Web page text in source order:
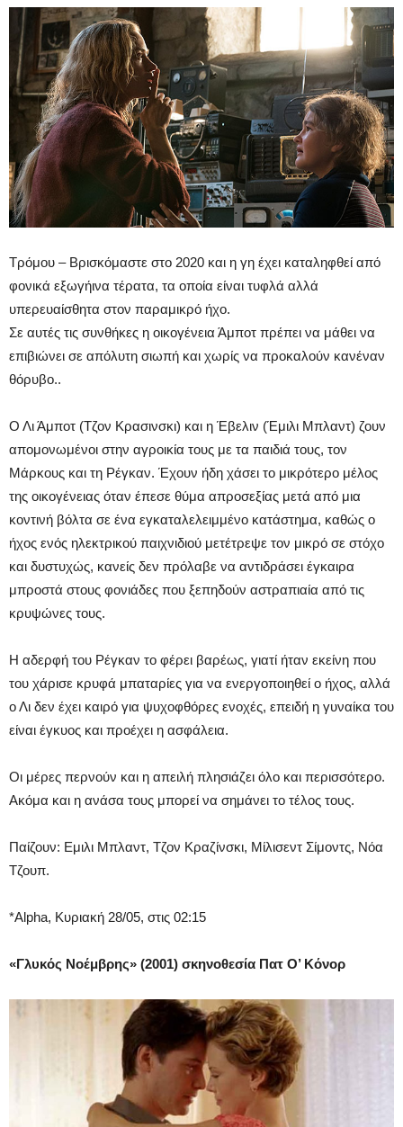
Τρόμου – Βρισκόμαστε στο 2020 και η γη έχει καταληφθεί από
φονικά εξωγήινα τέρατα, τα οποία είναι τυφλά αλλά
υπερευαίσθητα στον παραμικρό ήχο.
Σε αυτές τις συνθήκες η οικογένεια Άμποτ πρέπει να μάθει να
επιβιώνει σε απόλυτη σιωπή και χωρίς να προκαλούν κανέναν
θόρυβο..
Ο Λι Άμποτ (Τζον Κρασινσκι) και η Έβελιν (Έμιλι Μπλαντ) ζουν
απομονωμένοι στην αγροικία τους με τα παιδιά τους, τον
Μάρκους και τη Ρέγκαν. Έχουν ήδη χάσει το μικρότερο μέλος
της οικογένειας όταν έπεσε θύμα απροσεξίας μετά από μια
κοντινή βόλτα σε ένα εγκαταλελειμμένο κατάστημα, καθώς ο
ήχος ενός ηλεκτρικού παιχνιδιού μετέτρεψε τον μικρό σε στόχο
και δυστυχώς, κανείς δεν πρόλαβε να αντιδράσει έγκαιρα
μπροστά στους φονιάδες που ξεπηδούν αστραπιαία από τις
κρυψώνες τους.
Η αδερφή του Ρέγκαν το φέρει βαρέως, γιατί ήταν εκείνη που
του χάρισε κρυφά μπαταρίες για να ενεργοποιηθεί ο ήχος, αλλά
ο Λι δεν έχει καιρό για ψυχοφθόρες ενοχές, επειδή η γυναίκα του
είναι έγκυος και προέχει η ασφάλεια.
Οι μέρες περνούν και η απειλή πλησιάζει όλο και περισσότερο.
Ακόμα και η ανάσα τους μπορεί να σημάνει το τέλος τους.
Παίζουν: Εμιλι Μπλαντ, Τζον Κραζίνσκι, Μίλισεντ Σίμοντς, Νόα
Τζουπ.
*Alpha, Κυριακή 28/05, στις 02:15
«Γλυκός Νοέμβρης» (2001) σκηνοθεσία Πατ Ο’ Κόνορ